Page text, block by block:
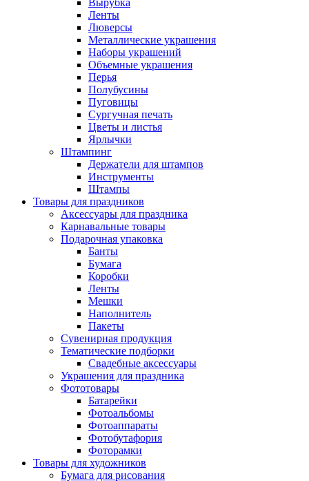
Вырубка
Ленты
Люверсы
Металлические украшения
Наборы украшений
Объемные украшения
Перья
Полубусины
Пуговицы
Сургучная печать
Цветы и листья
Ярлычки
Штампинг
Держатели для штампов
Инструменты
Штампы
Товары для праздников
Аксессуары для праздника
Карнавальные товары
Подарочная упаковка
Банты
Бумага
Коробки
Ленты
Мешки
Наполнитель
Пакеты
Сувенирная продукция
Тематические подборки
Свадебные аксессуары
Украшения для праздника
Фототовары
Батарейки
Фотоальбомы
Фотоаппараты
Фотобутафория
Фоторамки
Товары для художников
Бумага для рисования